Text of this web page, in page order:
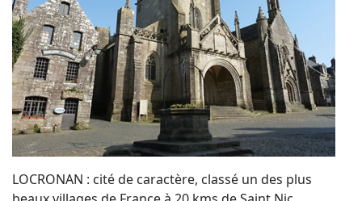
LOCRONAN : cité de caractère, classé un des plus